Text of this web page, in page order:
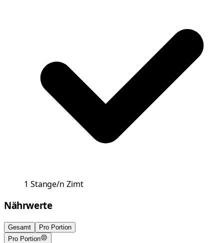
1 Stange/n Zimt
Nährwerte
Gesamt
Pro Portion
Pro Portion